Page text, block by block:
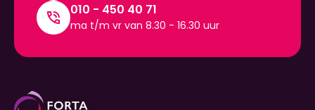
010 - 450 40 71
ma t/m vr van 8.30 - 16.30 uur